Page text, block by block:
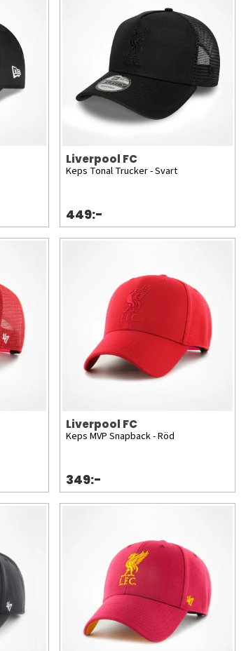
Liverpool FC
Keps Tonal Trucker - Svart
449:-
Liverpool FC
Keps MVP Snapback - Röd
349:-